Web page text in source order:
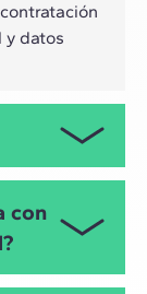
y datos
con